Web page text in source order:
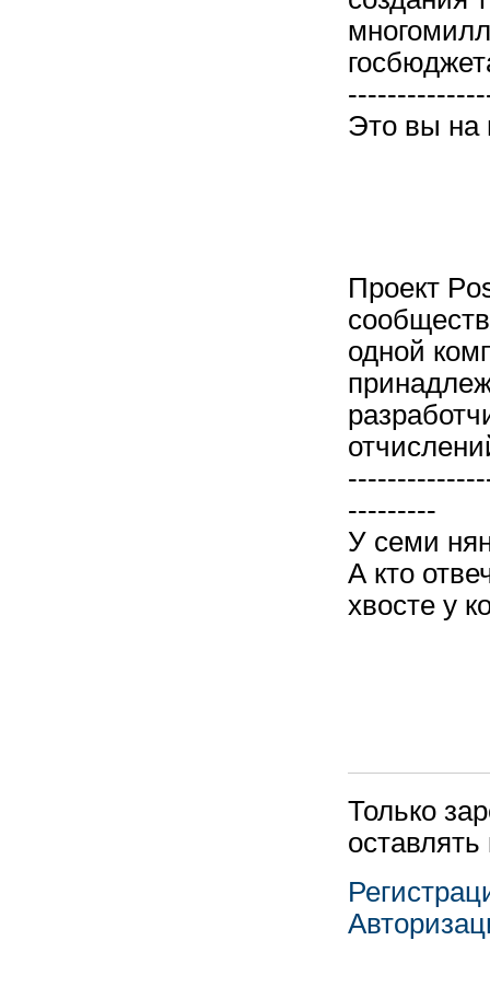
Это вы на
Проект
одной
---------
У семи
А кто
хвосте у
Только